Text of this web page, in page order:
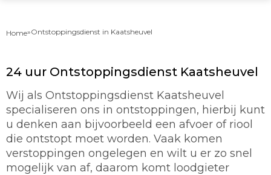
Home»Ontstoppingsdienst in Kaatsheuvel
24 uur Ontstoppingsdienst Kaatsheuvel
Wij als Ontstoppingsdienst Kaatsheuvel
specialiseren ons in ontstoppingen, hierbij kunt
u denken aan bijvoorbeeld een afvoer of riool
die ontstopt moet worden. Vaak komen
verstoppingen ongelegen en wilt u er zo snel
mogelijk van af, daarom komt loodgieter